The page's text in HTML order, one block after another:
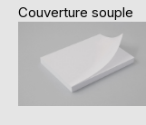
Couverture souple